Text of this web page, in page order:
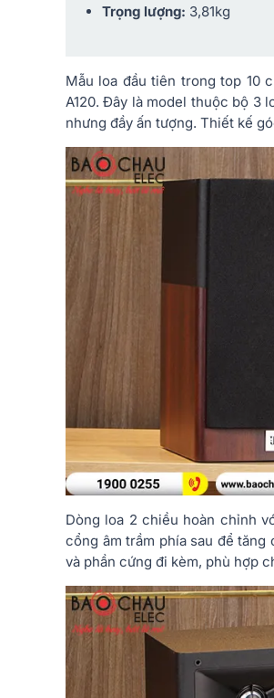
Trọng lượng: 3,81kg
Mẫu loa đầu tiên trong top 10
A120. Đây là model thuộc bộ 3
nhưng đầy ấn tượng. Thiết kế
Dòng loa 2 chiều hoàn chỉnh
cổng âm trầm phía sau để
và phần cứng đi kèm, phù hợp